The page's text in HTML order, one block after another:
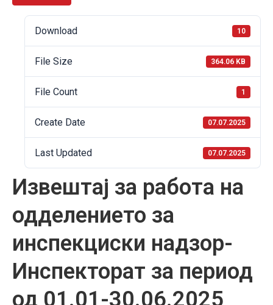
Download 10
File Size 364.06 KB
File Count 1
Create Date 07.07.2025
Last Updated 07.07.2025
Извештај за работа на
одделението за
инспекциски надзор-
Инспекторат за период
од 01.01-30.06.2025